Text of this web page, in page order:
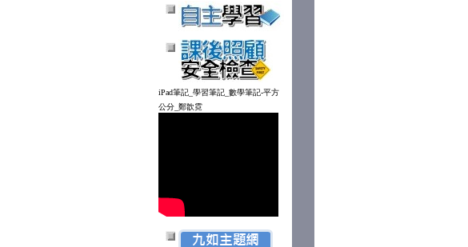
iPad筆記_學習筆記_數學筆記-平方
公分_鄭歆霓